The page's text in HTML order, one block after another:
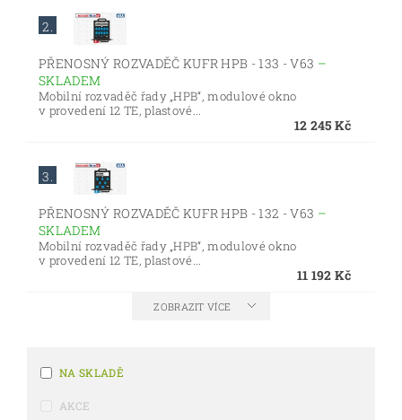
2.
PŘENOSNÝ ROZVADĚČ KUFR HPB - 133 - V63 –
SKLADEM
Mobilní rozvaděč řady „HPB“, modulové okno
v provedení 12 TE, plastové...
12 245 Kč
3.
PŘENOSNÝ ROZVADĚČ KUFR HPB - 132 - V63 –
SKLADEM
Mobilní rozvaděč řady „HPB“, modulové okno
v provedení 12 TE, plastové...
11 192 Kč
ZOBRAZIT VÍCE
NA SKLADĚ
AKCE